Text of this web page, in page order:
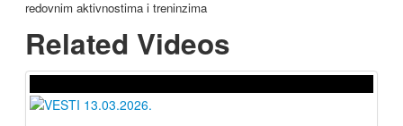
redovnim aktivnostima i treninzima
Related Videos